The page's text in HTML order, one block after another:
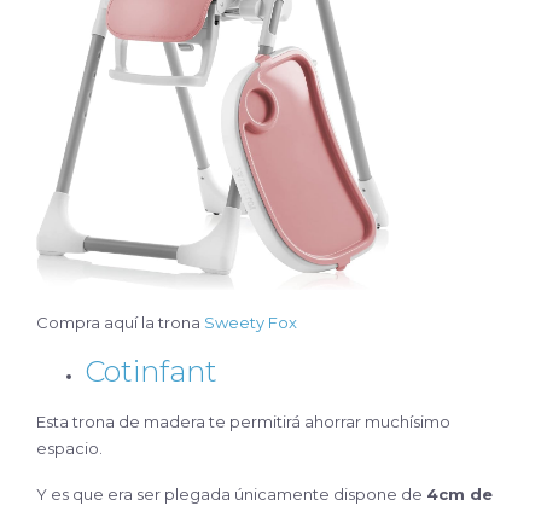
Compra aquí la trona Sweety Fox
Cotinfant
Esta trona de madera te permitirá ahorrar muchísimo
espacio.
Y es que era ser plegada únicamente dispone de 4cm de